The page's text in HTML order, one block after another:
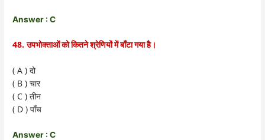
Answer : C
48.उपभोक्ताओं को कितने श्रेणियों में बाँटा गया है।
( A )दो
( B )चार
( C )तीन
( D )पाँच
Answer : C